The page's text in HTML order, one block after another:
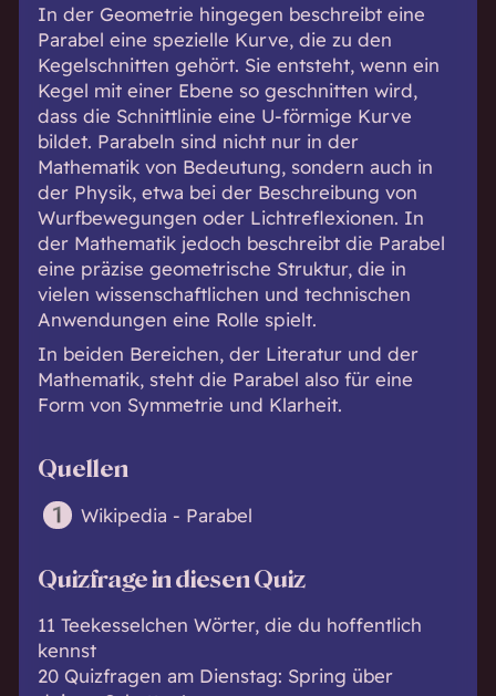
In der Geometrie hingegen beschreibt eine
Parabel eine spezielle Kurve, die zu den
Kegelschnitten gehört. Sie entsteht, wenn ein
Kegel mit einer Ebene so geschnitten wird,
dass die Schnittlinie eine U-förmige Kurve
bildet. Parabeln sind nicht nur in der
Mathematik von Bedeutung, sondern auch in
der Physik, etwa bei der Beschreibung von
Wurfbewegungen oder Lichtreflexionen. In
der Mathematik jedoch beschreibt die Parabel
eine präzise geometrische Struktur, die in
vielen wissenschaftlichen und technischen
Anwendungen eine Rolle spielt.
In beiden Bereichen, der Literatur und der
Mathematik, steht die Parabel also für eine
Form von Symmetrie und Klarheit.
Quellen
Wikipedia - Parabel
Quizfrage in diesen Quiz
11 Teekesselchen Wörter, die du hoffentlich
kennst
20 Quizfragen am Dienstag: Spring über